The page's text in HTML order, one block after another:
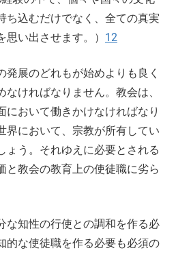
ち込むだけでなく、全ての真実
い出させます。） 12
発展のどれもが始めよりも良く
ければなりません。教会は、
において働きかけなければなり
界において、宗教が所有してい
ょう。それゆえに必要とされる
と教会の教育上の使徒職に劣ら
な知性の行使との調和を作る必
的な使徒職を作る必要も必須の